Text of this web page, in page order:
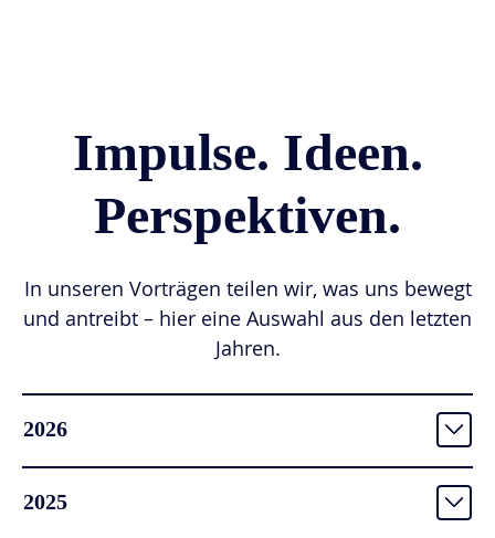
Impulse. Ideen.
Perspektiven.
In unseren Vorträgen teilen wir, was uns bewegt
und antreibt – hier eine Auswahl aus den letzten
Jahren.
2026
2025